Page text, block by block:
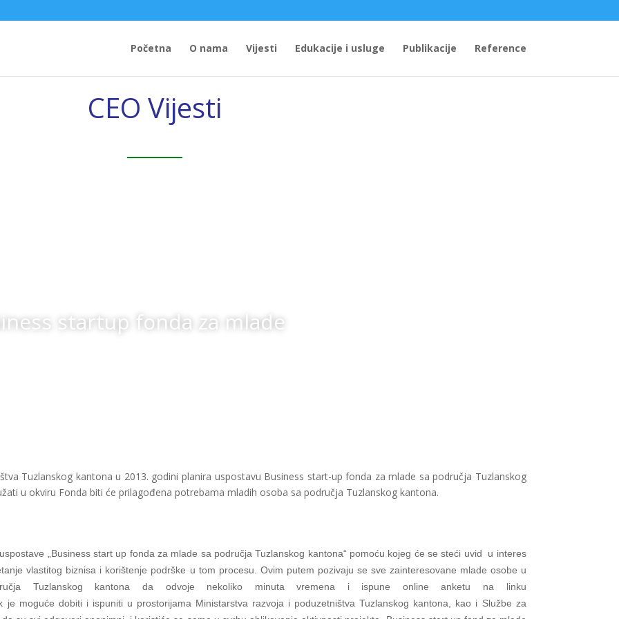
Početna O nama Vijesti Edukacije i usluge Publikacije Reference
CEO Vijesti
startup fonda za mlade
Tuzlanskog kantona u 2013. godini planira uspostavu Business start-up fonda za mlade sa područja Tuzlanskog
u okviru Fonda biti će prilagođena potrebama mladih osoba sa područja Tuzlanskog kantona.
„Business start up fonda za mlade sa područja Tuzlanskog kantona“ pomoću kojeg će se steći uvid
u interes
vlastitog biznisa i korištenje podrške u tom procesu. Ovim putem pozivaju se sve zainteresovane mlade osobe u
Tuzlanskog kantona da odvoje nekoliko minuta vremena i ispune online anketu na linku
je moguće dobiti i ispuniti u prostorijama Ministarstva razvoja i poduzetništva Tuzlanskog kantona, kao i Službe za